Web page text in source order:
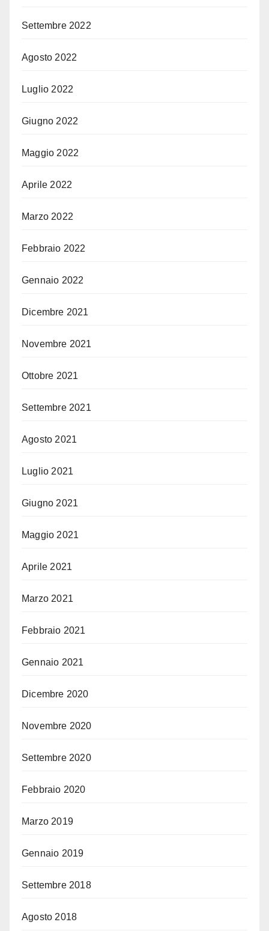
Settembre 2022
Agosto 2022
Luglio 2022
Giugno 2022
Maggio 2022
Aprile 2022
Marzo 2022
Febbraio 2022
Gennaio 2022
Dicembre 2021
Novembre 2021
Ottobre 2021
Settembre 2021
Agosto 2021
Luglio 2021
Giugno 2021
Maggio 2021
Aprile 2021
Marzo 2021
Febbraio 2021
Gennaio 2021
Dicembre 2020
Novembre 2020
Settembre 2020
Febbraio 2020
Marzo 2019
Gennaio 2019
Settembre 2018
Agosto 2018